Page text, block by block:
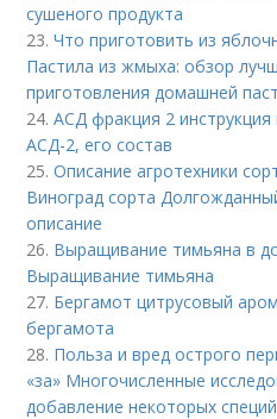
сушеного продукта
23.Что приготовить из
Пастила из жмыха: обзор
приготовления домашней
24.АСД фракция 2
АСД-2, его состав
25.Описание агротехники
Виноград сорта
описание
26. Выращивание тимьяна в
Выращивание тимьяна
27. Бергамот цитрусовый
бергамота
28. Польза и вред острого
«за» Многочисленные
добавление некоторых специй